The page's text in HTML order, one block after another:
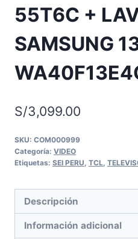
55T6C +
SAMSUNG
S/3,099.00
SKU: COM000999
Categoría: VIDEO
Etiquetas: SEI PERU TCL
Descripción
Información adicional